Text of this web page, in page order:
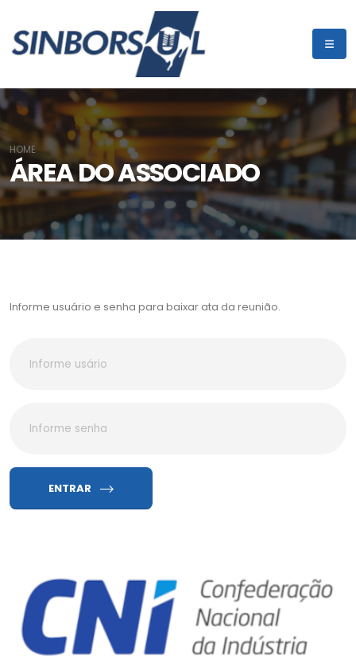
ÁREA DO ASSOCIADO
HOME
Informe usuário e senha para baixar ata da reunião.
ENTRAR